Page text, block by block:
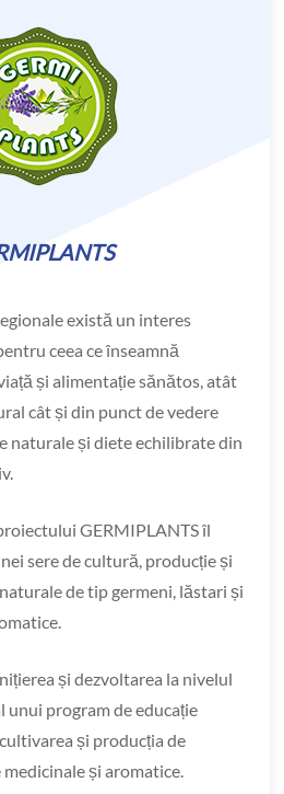
există un interes
ceea ce înseamnă
și alimentație sănătos, atât
cât și din punct de vedere
naturale și diete echilibrate din
GERMIPLANTS îl
sere de cultură, producție și
de tip germeni, lăstari și
și dezvoltarea la nivelul
program de educație
și producția de
și aromatice.